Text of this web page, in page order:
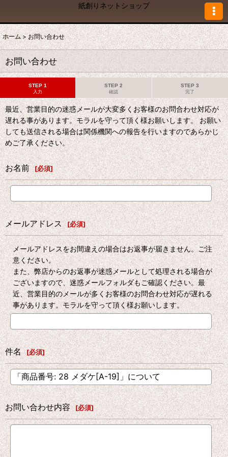
紙創りネットショップ
ホーム > お問い合わせ
お問い合わせ
STEP 1
入力
STEP 2
確認
STEP 3
完了
最近、営業目的の迷惑メールが大変多くお客様のお問合わせ対応が
遅れる事があります。モラルを守って頂く様お願いします。 お願い
しても送信される場合は関係機関への報告を行いますのであらかじ
めご了承ください。
お名前 [必須]
メールアドレス [必須]
メールアドレスをお間違えの場合はお返事が届きません。ご注
意ください。
また、弊店からのお返事が迷惑メールとして処理される場合が
ございますので、迷惑メールフォルダもご確認ください。最
近、営業目的のメールが多くお客様のお問合わせ対応が遅れる
事があります。モラルを守って頂く様お願いします。
件名 [必須]
お問い合わせ内容 [必須]